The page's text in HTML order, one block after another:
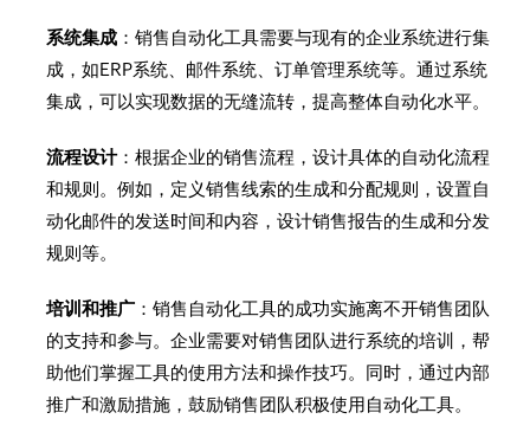
系统集成 ：销售自动化工具需要与现有的企业系统进行集
成，如ERP系统、邮件系统、订单管理系统等。通过系统
集成，可以实现数据的无缝流转，提高整体自动化水平。
流程设计：根据企业的销售流程，设计具体的自动化流程
和规则。例如，定义销售线索的生成和分配规则，设置自
动化邮件的发送时间和内容，设计销售报告的生成和分发
规则等。
培训和推广 ：销售自动化工具的成功实施离不开销售团队
的支持和参与。企业需要对销售团队进行系统的培训，帮
助他们掌握工具的使用方法和操作技巧。同时，通过内部
推广和激励措施，鼓励销售团队积极使用自动化工具。